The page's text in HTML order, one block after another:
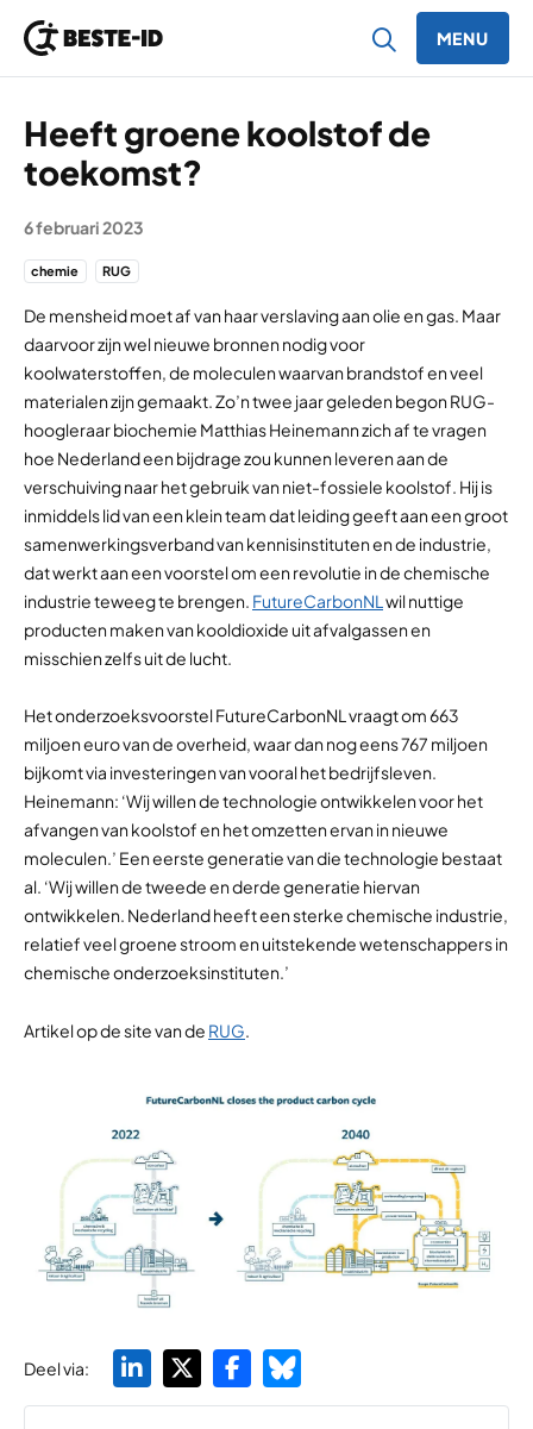
MENU
Heeft groene koolstof de
toekomst?
6 februari 2023
chemie RUG
De mensheid moet af van haar verslaving aan olie en gas. Maar
daarvoor zijn wel nieuwe bronnen nodig voor
koolwaterstoffen, de moleculen waarvan brandstof en veel
materialen zijn gemaakt. Zo’n twee jaar geleden begon RUG-
hoogleraar biochemie Matthias Heinemann zich af te vragen
hoe Nederland een bijdrage zou kunnen leveren aan de
verschuiving naar het gebruik van niet-fossiele koolstof. Hij is
inmiddels lid van een klein team dat leiding geeft aan een groot
samenwerkingsverband van kennisinstituten en de industrie,
dat werkt aan een voorstel om een revolutie in de chemische
industrie teweeg te brengen. FutureCarbonNL wil nuttige
producten maken van kooldioxide uit afvalgassen en
misschien zelfs uit de lucht.
Het onderzoeksvoorstel FutureCarbonNL vraagt om 663
miljoen euro van de overheid, waar dan nog eens 767 miljoen
bijkomt via investeringen van vooral het bedrijfsleven.
Heinemann: ‘Wij willen de technologie ontwikkelen voor het
afvangen van koolstof en het omzetten ervan in nieuwe
moleculen.’ Een eerste generatie van die technologie bestaat
al. ‘Wij willen de tweede en derde generatie hiervan
ontwikkelen. Nederland heeft een sterke chemische industrie,
relatief veel groene stroom en uitstekende wetenschappers in
chemische onderzoeksinstituten.’
Artikel op de site van de RUG
Deel via: